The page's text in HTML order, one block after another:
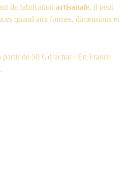
de fabrication artisanale, il peut
quand aux formes, dimensions et
partir de 50 € d’achat - En France